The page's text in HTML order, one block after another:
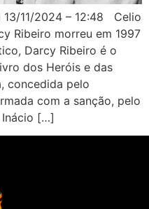
13/11/2024 – 12:48 Celio
Ribeiro morreu em 1997
Darcy Ribeiro é o
dos Heróis e das
concedida pelo
com a sanção, pelo
Inácio […]